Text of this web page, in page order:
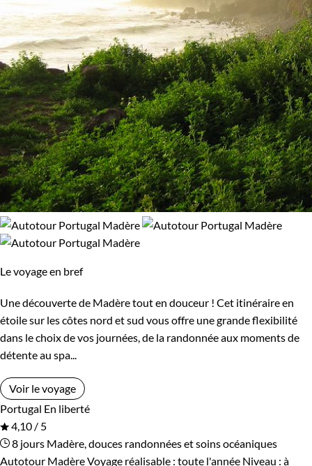
Le voyage en bref
Une découverte de Madère tout en douceur ! Cet itinéraire en
étoile sur les côtes nord et sud vous offre une grande flexibilité
dans le choix de vos journées, de la randonnée aux moments de
détente au spa...
Voir le voyage
Portugal En liberté
4,10 / 5
8 jours Madère, douces randonnées et soins océaniques
Autotour MadèreVoyage réalisable : toute l'année Niveau : à